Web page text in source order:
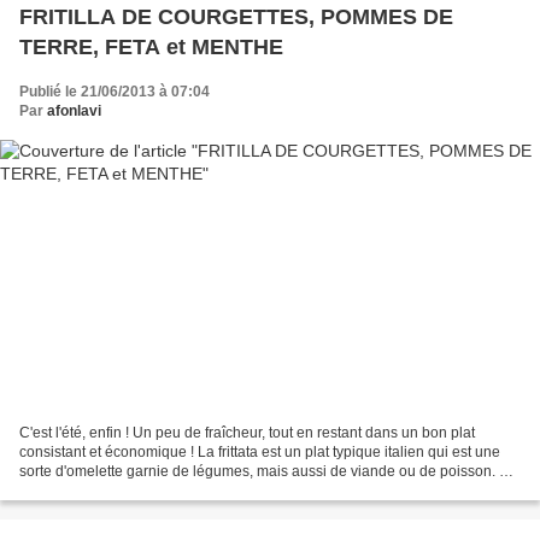
FRITILLA DE COURGETTES, POMMES DE
TERRE, FETA et MENTHE
Publié le 21/06/2013 à 07:04
Par afonlavi
C'est l'été, enfin ! Un peu de fraîcheur, tout en restant dans un bon plat
consistant et économique ! La frittata est un plat typique italien qui est une
sorte d'omelette garnie de légumes, mais aussi de viande ou de poisson. En